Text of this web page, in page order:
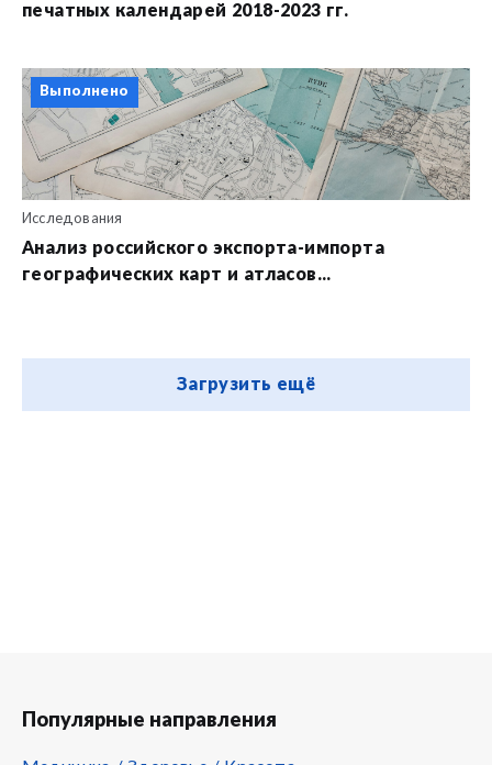
печатных календарей 2018-2023 гг.
Выполнено
Исследования
Анализ российского экспорта-импорта
географических карт и атласов...
Загрузить ещё
Популярные направления